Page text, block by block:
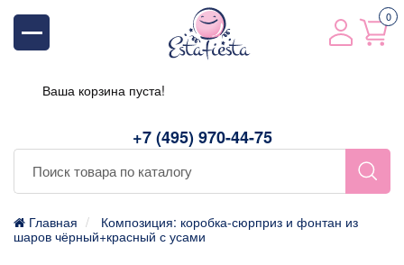
+7 (495) 970-44-75
0
Ваша корзина пуста!
Главная
Композиция: коробка-сюрприз и фонтан из
шаров чёрный+красный с усами